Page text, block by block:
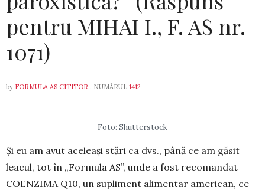
pentru MIHAI I., F. AS nr.
1071)
by FORMULA AS CITITOR , NUMĂRUL 1412
Foto: Shutterstock
Și eu am avut aceleași stări ca dvs., până ce am găsit
leacul, tot în „Formula AS”, unde a fost reco­mandat
COENZIMA Q10, un supliment ali­mentar american, ce